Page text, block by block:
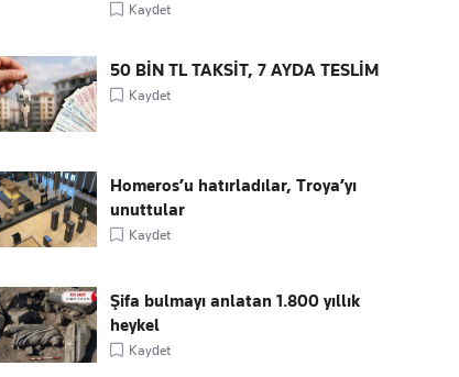
Kaydet
50 BİN TL TAKSİT, 7 AYDA TESLİM
Kaydet
Homeros’u hatırladılar, Troya’yı
unuttular
Kaydet
Şifa bulmayı anlatan 1.800 yıllık
heykel
Kaydet